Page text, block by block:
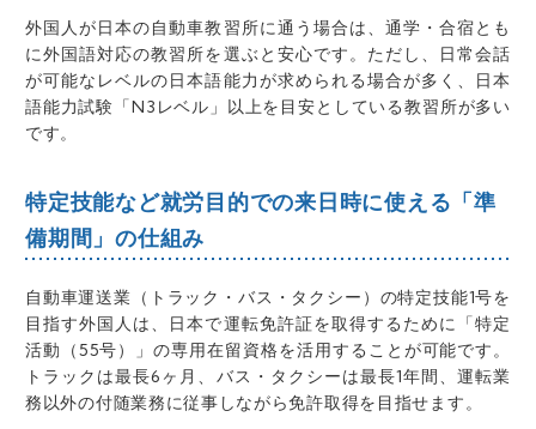
外国人が日本の自動車教習所に通う場合は、通学・合宿とも
に外国語対応の教習所を選ぶと安心です。ただし、日常会話
が可能なレベルの日本語能力が求められる場合が多く、日本
語能力試験「N3レベル」以上を目安としている教習所が多い
です。
特定技能など就労目的での来日時に使える「準
備期間」の仕組み
自動車運送業（トラック・バス・タクシー）の特定技能1号を
目指す外国人は、日本で運転免許証を取得するために「特定
活動（55号）」の専用在留資格を活用することが可能です。
トラックは最長6ヶ月、バス・タクシーは最長1年間、運転業
務以外の付随業務に従事しながら免許取得を目指せます。